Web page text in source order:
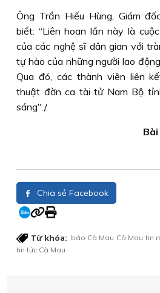
Ông Trần Hiếu Hùng, Giám
biết: “Liên hoan lần này là
của các nghệ sĩ dân gian với
tự hào của những người lao
Qua đó, các thành viên liên
thuật đờn ca tài tử Nam Bộ
sáng"./.
Chia sẻ Facebook
Từ khóa: báo Cà Mau Cà Mau tin
tin tức Cà Mau